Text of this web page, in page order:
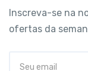
Inscreva-se na
ofertas da